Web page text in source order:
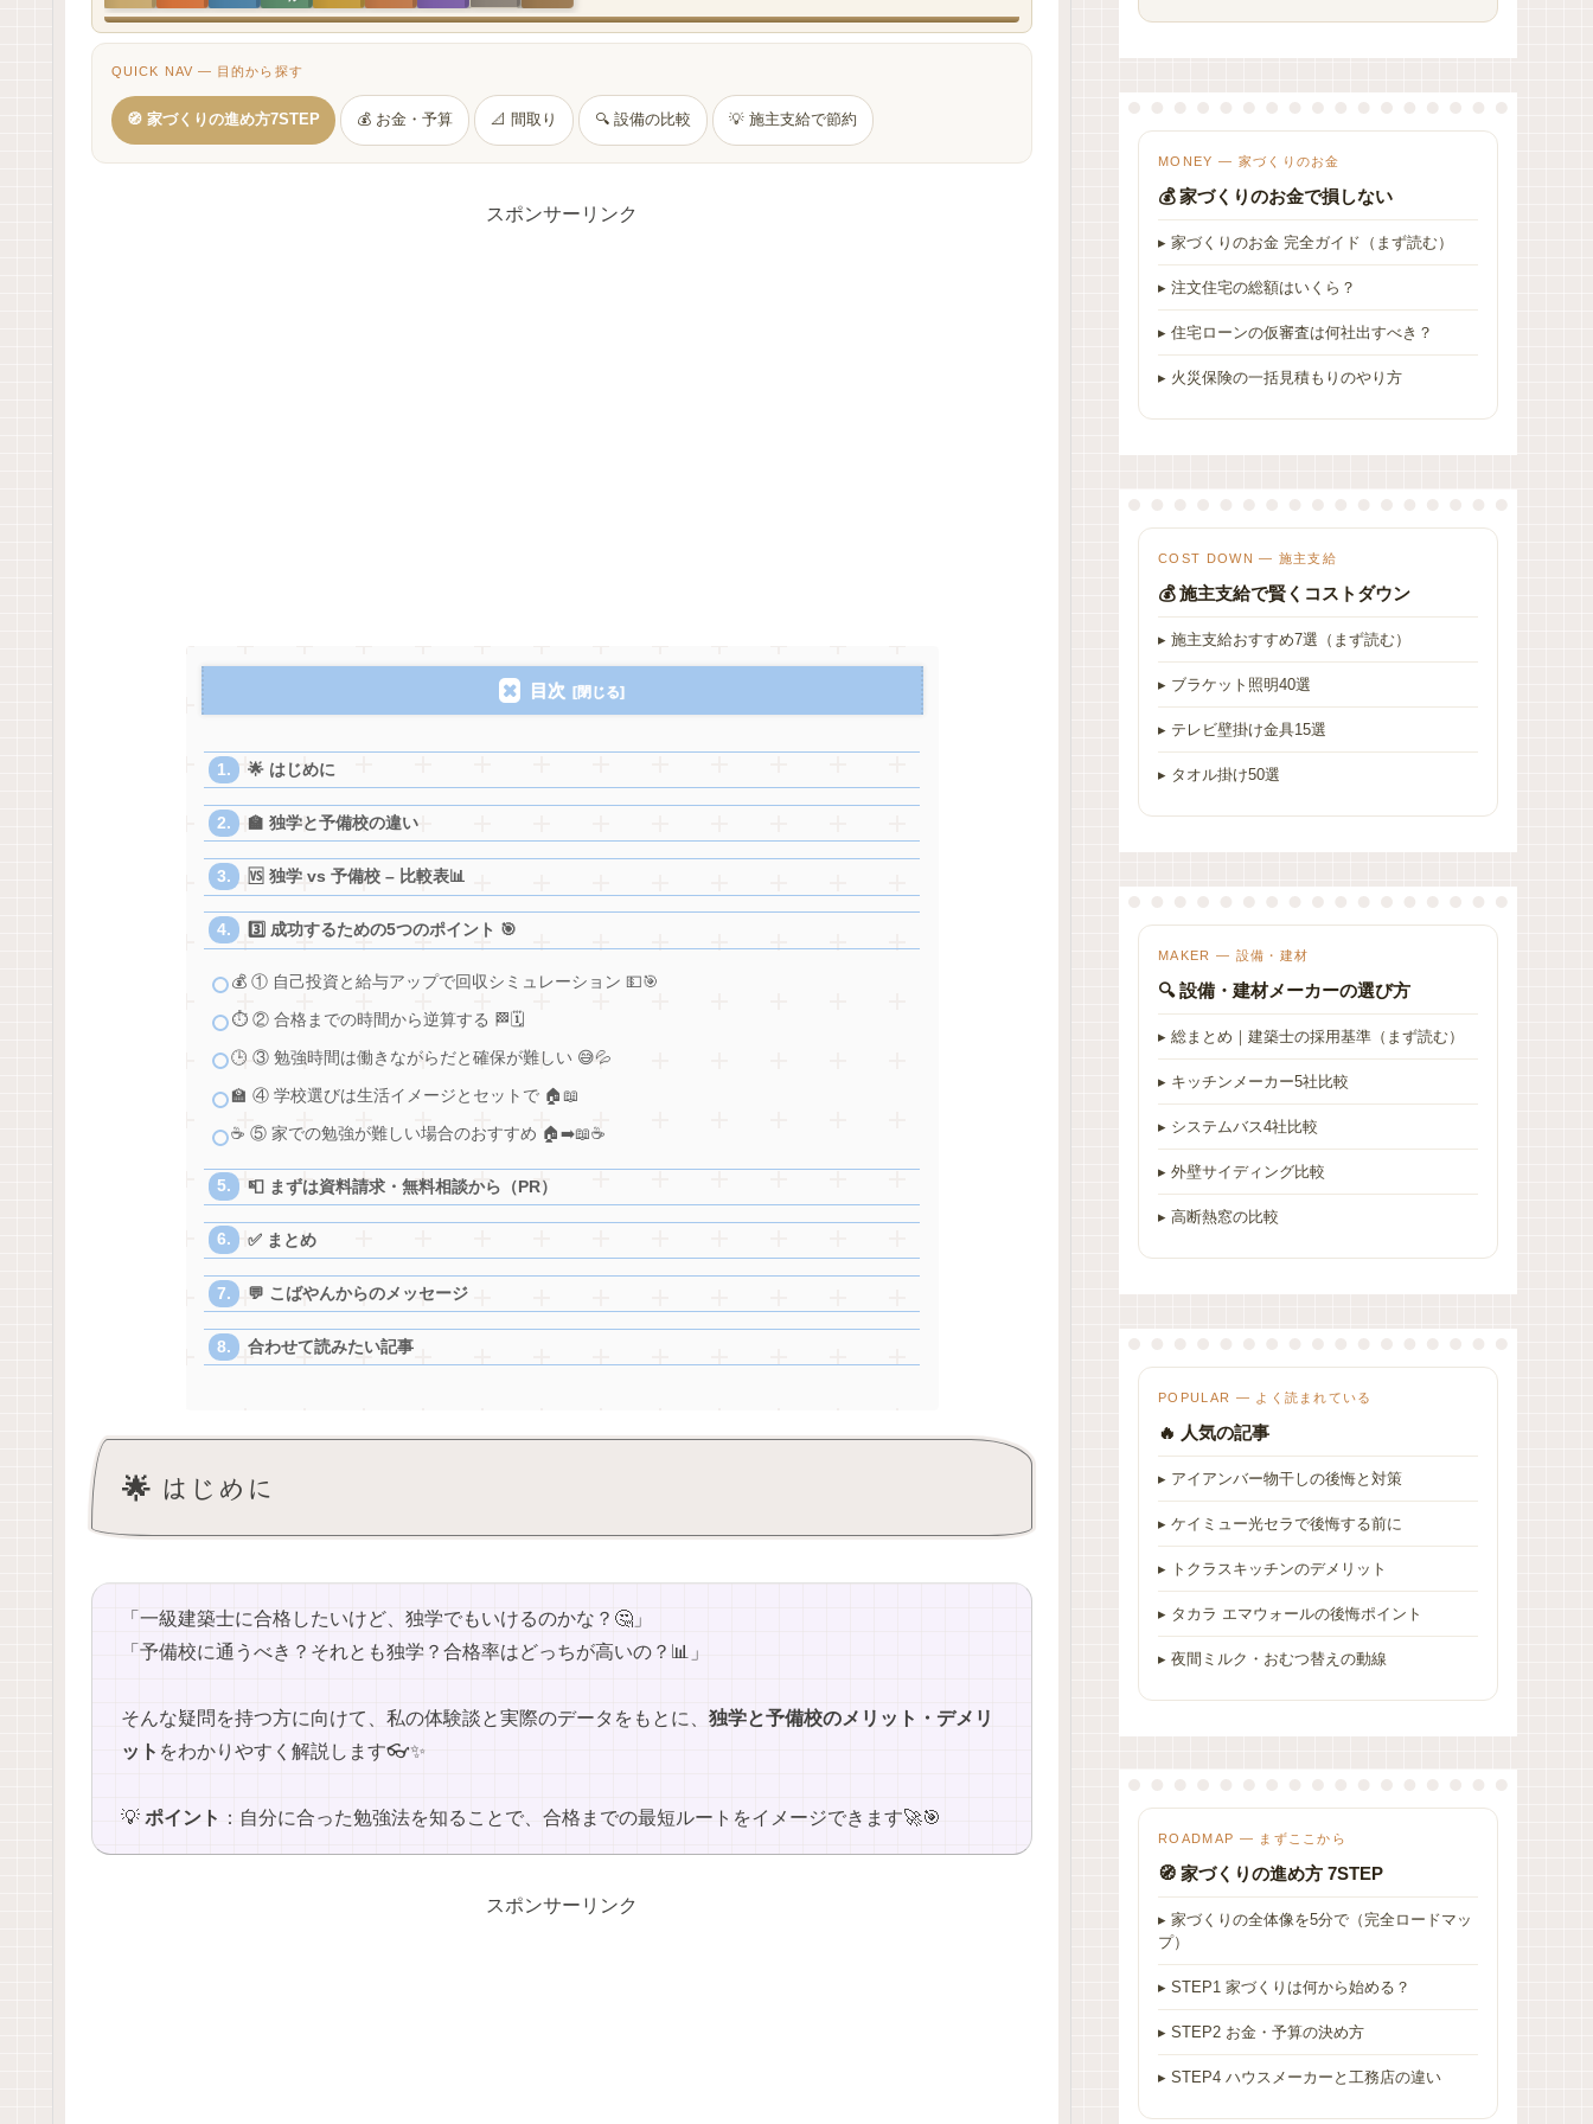
QUICK NAV — 目的から探す
🧭 家づくりの進め方7STEP 💰 お金・予算 📐 間取り 🔍 設備の比較 💡 施主支給で節約
スポンサーリンク
目次
🌟 はじめに
🏫 独学と予備校の違い
🆚 独学 vs 予備校 – 比較表📊
3️⃣ 成功するための5つのポイント 🎯
💰 ① 自己投資と給与アップで回収シミュレーション 💵🎯
⏱ ② 合格までの時間から逆算する 🏁🗓
🕒 ③ 勉強時間は働きながらだと確保が難しい 😅💦
🏫 ④ 学校選びは生活イメージとセットで 🏠📖
☕ ⑤ 家での勉強が難しい場合のおすすめ 🏠➡️📖☕
📮 まずは資料請求・無料相談から（PR）
✅ まとめ
💬 こばやんからのメッセージ
合わせて読みたい記事
🌟 はじめに
「一級建築士に合格したいけど、独学でもいけるのかな？🤔」
「予備校に通うべき？それとも独学？合格率はどっちが高いの？📊」
そんな疑問を持つ方に向けて、私の体験談と実際のデータをもとに、 独学と予備校のメリット・デメリ
ット をわかりやすく解説します👓✨
💡 ポイント ：自分に合った勉強法を知ることで、合格までの最短ルートをイメージできます🚀🎯
スポンサーリンク
MONEY — 家づくりのお金
💰 家づくりのお金で損しない
▸ 家づくりのお金 完全ガイド（まず読む）
▸ 注文住宅の総額はいくら？
▸ 住宅ローンの仮審査は何社出すべき？
▸ 火災保険の一括見積もりのやり方
COST DOWN — 施主支給
💰 施主支給で賢くコストダウン
▸ 施主支給おすすめ7選（まず読む）
▸ ブラケット照明40選
▸ テレビ壁掛け金具15選
▸ タオル掛け50選
MAKER — 設備・建材
🔍 設備・建材メーカーの選び方
▸ 総まとめ｜建築士の採用基準（まず読む）
▸ キッチンメーカー5社比較
▸ システムバス4社比較
▸ 外壁サイディング比較
▸ 高断熱窓の比較
POPULAR — よく読まれている
🔥 人気の記事
▸ アイアンバー物干しの後悔と対策
▸ ケイミュー光セラで後悔する前に
▸ トクラスキッチンのデメリット
▸ タカラ エマウォールの後悔ポイント
▸ 夜間ミルク・おむつ替えの動線
ROADMAP — まずここから
🧭 家づくりの進め方 7STEP
▸ 家づくりの全体像を5分で（完全ロードマッ
プ）
▸ STEP1 家づくりは何から始める？
▸ STEP2 お金・予算の決め方
▸ STEP4 ハウスメーカーと工務店の違い